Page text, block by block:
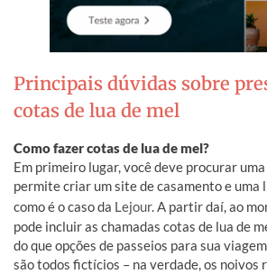
Principais dúvidas sobre
cotas de lua de mel
Como fazer cotas de lua de mel?
Em primeiro lugar, você deve procurar
permite criar um site de casamento e uma
como é o caso da Lejour. A partir daí, ao
pode incluir as chamadas cotas de lua de
do que opções de passeios para sua
são todos fictícios – na verdade, os noivos